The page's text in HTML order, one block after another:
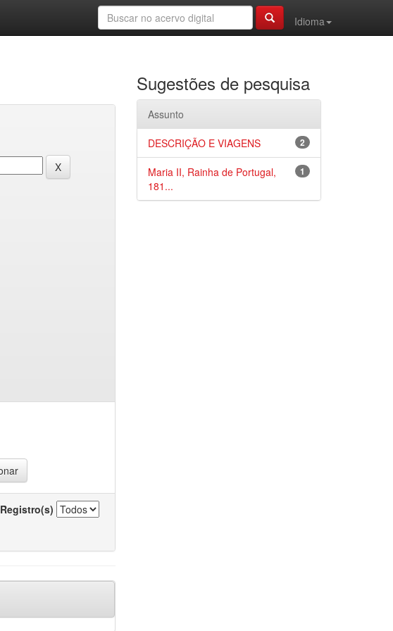
Idioma
Registro(s)
Sugestões de pesquisa
Assunto
2
DESCRIÇÃO E VIAGENS
1
Maria II, Rainha de Portugal,
181...